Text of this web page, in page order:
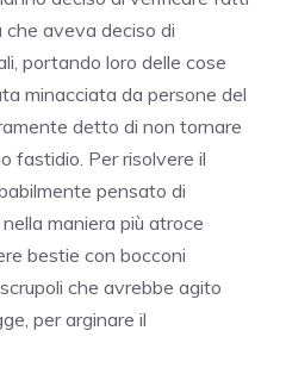
aveva deciso di
portando loro delle cose
minacciata da persone del
detto di non tornare
fastidio. Per risolvere il
pensato di
maniera più atroce
bestie con bocconi
che avrebbe agito
per arginare il